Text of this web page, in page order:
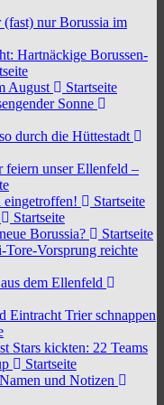
nur Borussia im
Hartnäckige Borussen-
August
Startseite
Sonne
durch die Hüttestadt
unser Ellenfeld –
Startseite
Startseite
Borussia?
Startseite
Vorsprung reichte
dem Ellenfeld
Eintracht Trier schnappen
Stars kickten: 22 Teams
Startseite
und Notizen